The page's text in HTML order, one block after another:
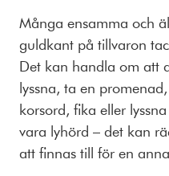
Många ensamma och
guldkant på tillvaron
Det kan handla om att
lyssna, ta en
korsord, fika eller
vara lyhörd – det kan
att finnas till för en